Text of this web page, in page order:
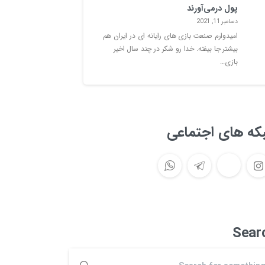
پول درمی‌آورند
دسامبر 11, 2021
امیدوارم صنعت بازی های رایانه ای در ایران هم
بیشتر جا بیفته. خدا رو شکر در چند سال اخیر
بازی…
های اجتماعی